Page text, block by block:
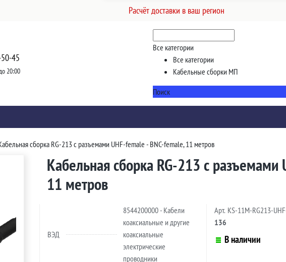
Расчёт доставки в ваш регион
45
20:00
Все категории
Все категории
Кабельные сборки МП
Поиск
сборка RG-213 с разъемами UHF-female - BNC-female, 11 метров
Кабельная сборка RG-213 с разъемами
11 метров
ВЭД
8544200000 - Кабели
коаксиальные и другие
коаксиальные
электрические
проводники
Арт. KS-11M-RG213-
136
В наличии